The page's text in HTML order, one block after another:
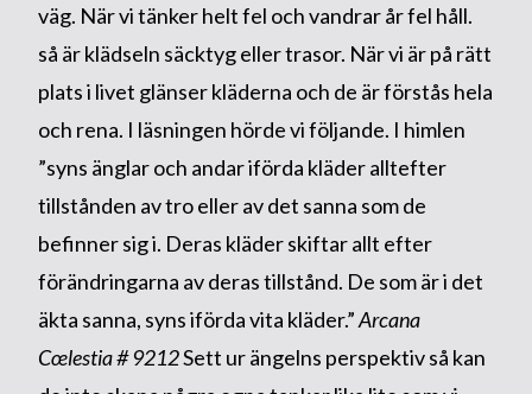
väg. När vi tänker helt fel och vandrar år fel håll.
så är klädseln säcktyg eller trasor. När vi är på rätt
plats i livet glänser kläderna och de är förstås hela
och rena. I läsningen hörde vi följande. I himlen
”syns änglar och andar iförda kläder alltefter
tillstånden av tro eller av det sanna som de
befinner sig i. Deras kläder skiftar allt efter
förändringarna av deras tillstånd. De som är i det
äkta sanna, syns iförda vita kläder.”Arcana
Cœlestia # 9212Sett ur ängelns perspektiv så kan